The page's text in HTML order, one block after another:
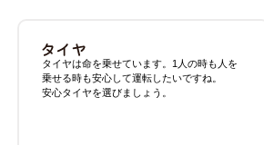
タイヤは命を乗せています。1人の時も人を
乗せる時も安心して運転したいですね。
安心タイヤを選びましょう。